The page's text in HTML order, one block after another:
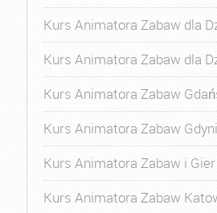
Kurs Animatora Zabaw dla
Kurs Animatora Zabaw dla
Kurs Animatora Zabaw
Kurs Animatora Zabaw
Kurs Animatora Zabaw i
Kurs Animatora Zabaw